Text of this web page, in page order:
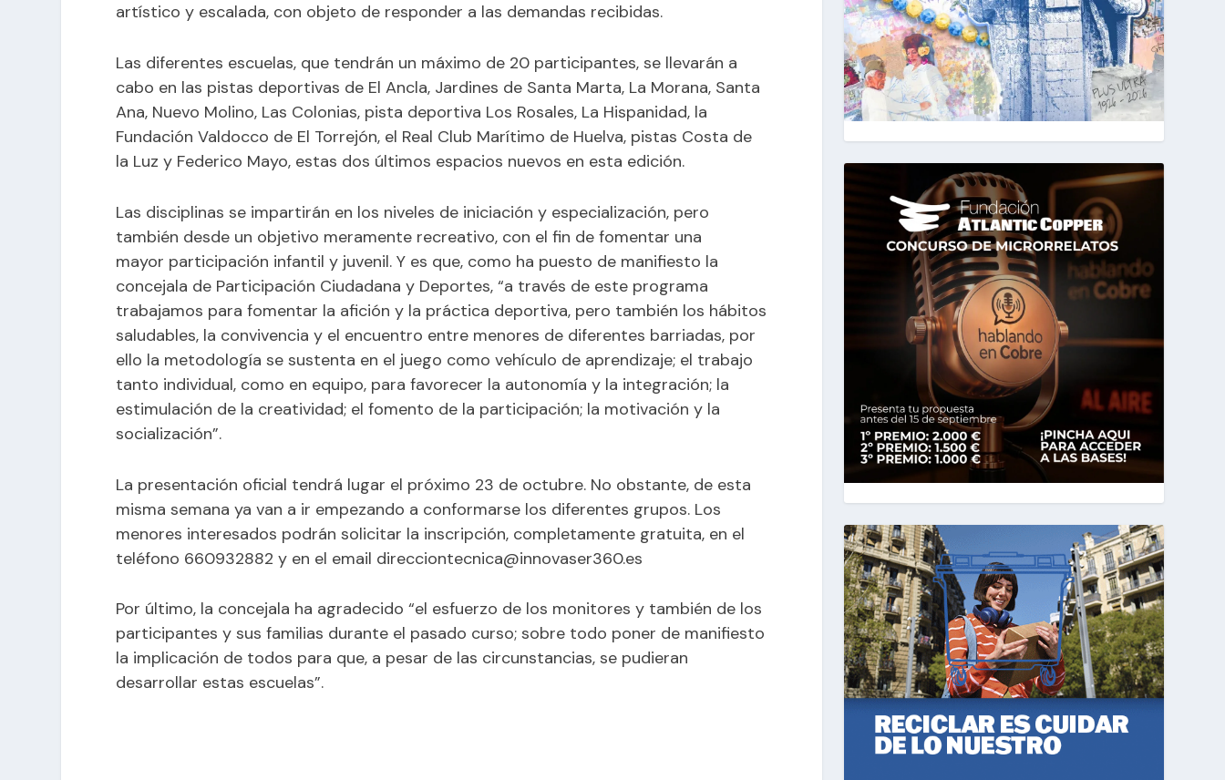
artístico y escalada, con objeto de responder a las demandas recibidas.
Las diferentes escuelas, que tendrán un máximo de 20 participantes, se llevarán a
cabo en las pistas deportivas de El Ancla, Jardines de Santa Marta, La Morana, Santa
Ana, Nuevo Molino, Las Colonias, pista deportiva Los Rosales, La Hispanidad, la
Fundación Valdocco de El Torrejón, el Real Club Marítimo de Huelva, pistas Costa de
la Luz y Federico Mayo, estas dos últimos espacios nuevos en esta edición.
Las disciplinas se impartirán en los niveles de iniciación y especialización, pero
también desde un objetivo meramente recreativo, con el fin de fomentar una
mayor participación infantil y juvenil. Y es que, como ha puesto de manifiesto la
concejala de Participación Ciudadana y Deportes, “a través de este programa
trabajamos para fomentar la afición y la práctica deportiva, pero también los hábitos
saludables, la convivencia y el encuentro entre menores de diferentes barriadas, por
ello la metodología se sustenta en el juego como vehículo de aprendizaje; el trabajo
tanto individual, como en equipo, para favorecer la autonomía y la integración; la
estimulación de la creatividad; el fomento de la participación; la motivación y la
socialización”.
La presentación oficial tendrá lugar el próximo 23 de octubre. No obstante, de esta
misma semana ya van a ir empezando a conformarse los diferentes grupos. Los
menores interesados podrán solicitar la inscripción, completamente gratuita, en el
teléfono 660932882 y en el email direcciontecnica@innovaser360.es
Por último, la concejala ha agradecido “el esfuerzo de los monitores y también de los
participantes y sus familias durante el pasado curso; sobre todo poner de manifiesto
la implicación de todos para que, a pesar de las circunstancias, se pudieran
desarrollar estas escuelas”.